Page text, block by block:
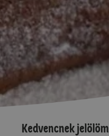
Kedvencnek jelölöm